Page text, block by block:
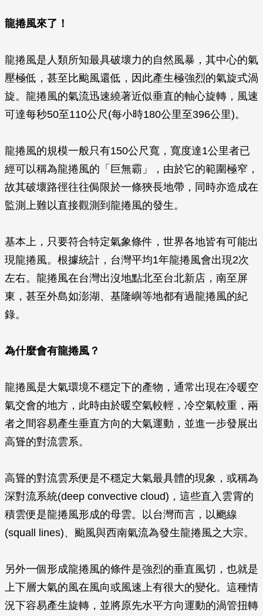
龍捲風來了！
龍捲風是人類所知最具破壞力的自然風暴，其中心的氣
壓極低，甚至比颱風還低，因此產生極強烈的氣旋式渦
旋。龍捲風的氣流迅速繞著近似垂直的軸心旋轉，風速
可達每秒50至110公尺(每小時180公里至396公里)。
龍捲風的規模一般只有150公尺寬，寬度達1公里者已
經可以稱為龍捲風的「巨無霸」，由於它的範圍極窄，
故其破壞路徑往往侷限於一條狹長地帶，同時亦造成在
監測上難以直接觀測到龍捲風的發生。
基本上，只要符合特定氣象條件，世界各地皆有可能出
現龍捲風。根據統計，台灣平均1年龍捲風會出現2次
左右。龍捲風在台灣出沒地點北至台北新店，南至屏
東，甚至外島如澎湖、基隆嶼等地都有過龍捲風的紀
錄。
為什麼會有龍捲風？
龍捲風是大氣環境不穩定下的產物，通常出現在冷暖空
氣交會的地方，此時由於暖空氣較輕，冷空氣較重，兩
者之間容易產生垂直方向的大氣運動，並進一步發展出
高聳的對流雲系。
高聳的對流雲系便是不穩定大氣最具體的現象，或稱為
深對流系統(deep convective cloud)，這些直入雲霄的
積雲便是龍捲風形成的母雲。以台灣而言，以颮線
(squall lines)、颱風與西南氣流為發生龍捲風之大宗。
另外一個形成龍捲風的條件是強烈的垂直風切，也就是
上下層大氣的風在風向或風速上有很大的變化。這種情
況下容易產生旋轉，並將原先水平方向運動的渦管扭轉